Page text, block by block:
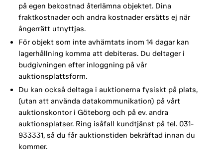
på egen bekostnad återlämna objektet. Dina
fraktkostnader och andra kostnader ersätts ej när
ångerrätt utnyttjas.
För objekt som inte avhämtats inom 14 dagar kan
lagerhållning komma att debiteras. Du deltager i
budgivningen efter inloggning på vår
auktionsplattsform.
Du kan också deltaga i auktionerna fysiskt på plats,
(utan att använda datakommunikation) på vårt
auktionskontor i Göteborg och på ev. andra
auktionsplatser. Ring isåfall kundtjänst på tel. 031-
933331, så du får auktionstiden bekräftad innan du
kommer.